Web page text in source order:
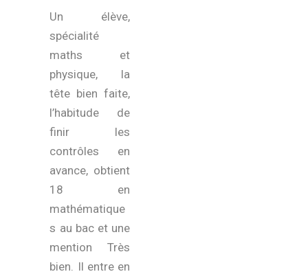
Un élève,
spécialité
maths et
physique, la
tête bien faite,
l’habitude de
finir les
contrôles en
avance, obtient
18 en
mathématique
s au bac et une
mention Très
bien. Il entre en